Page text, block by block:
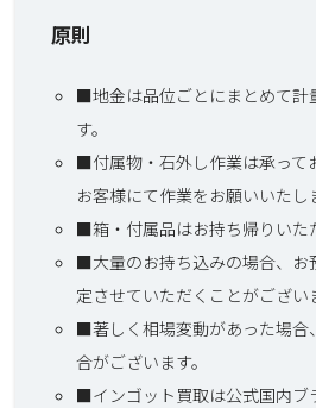
原則
■地金は品位ごとにまとめて計
す。
■付属物・石外し作業は承って
お客様にて作業をお願いいたし
■箱・付属品はお持ち帰りいた
■大量のお持ち込みの場合、お
定させていただくことがござい
■著しく相場変動があった場合
合がございます。
■インゴット買取は公式国内ブ